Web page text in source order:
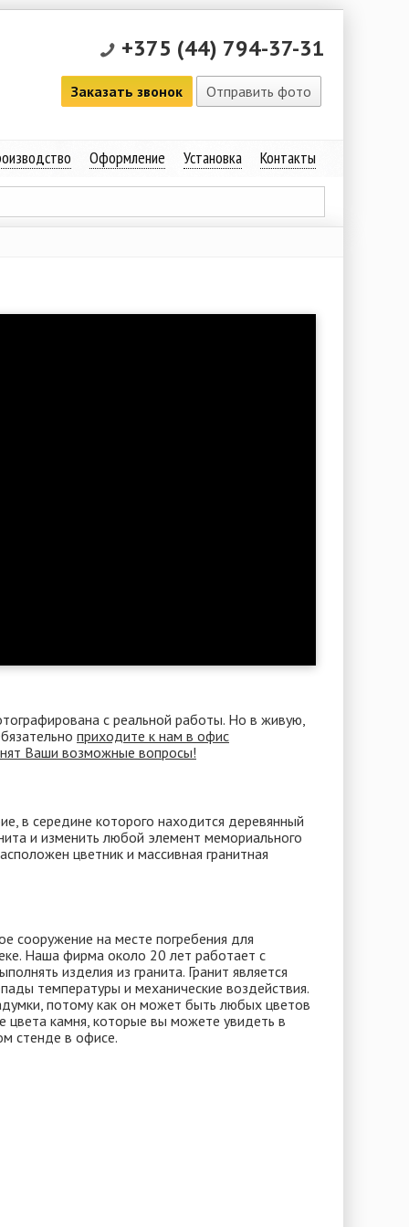
+375 (44) 794-37-31
Заказать звонок Отправить фото
Оформление Установка Контакты
с реальной работы. Но в живую,
приходите к нам в офис
Ваши возможные вопросы!
в середине которого находится деревянный
и изменить любой элемент мемориального
цветник и массивная гранитная
сооружение на месте погребения для
Наша фирма около 20 лет работает с
изделия из гранита. Гранит является
температуры и механические воздействия.
потому как он может быть любых цветов
цвета камня, которые вы можете увидеть в
стенде в офисе.